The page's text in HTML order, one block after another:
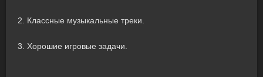
2. Классные музыкальные треки.
3. Хорошие игровые задачи.